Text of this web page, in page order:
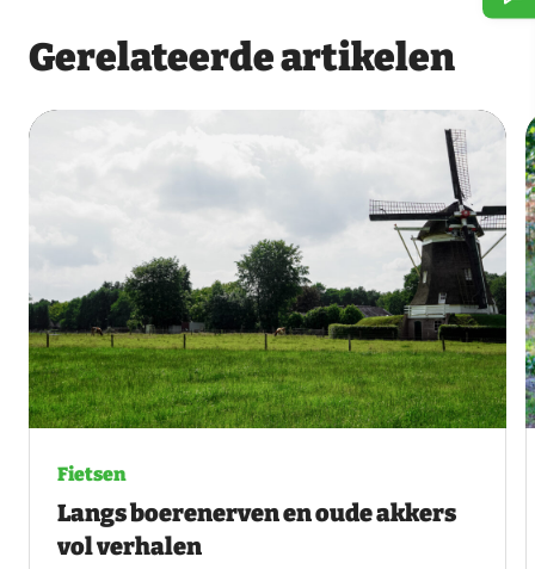
Gerelateerde artikelen
Fietsen
Langs boerenerven en oude akkers
vol verhalen